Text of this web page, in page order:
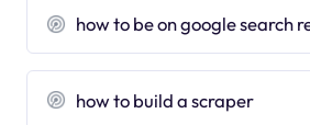
how to be on google search
how to build a scraper